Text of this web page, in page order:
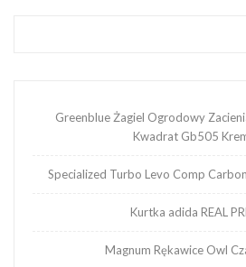
Greenblue Żagiel Ogrodowy
Kwadrat Gb505
Specialized Turbo Levo Comp
Kurtka adida REAL
Magnum Rękawice Owl